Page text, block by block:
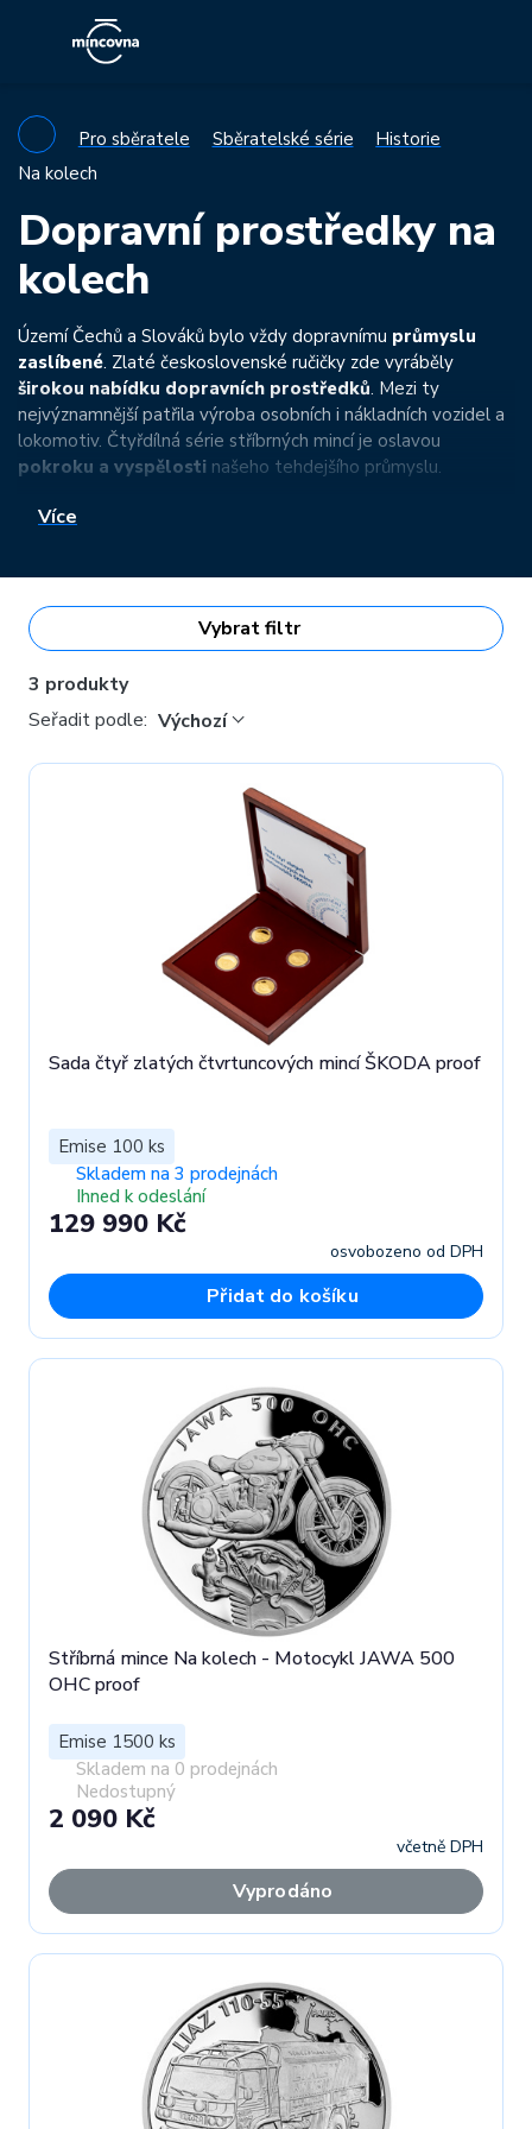
Pro sběratele Sběratelské série
Historie
Na kolech
Dopravní prostředky na
kolech
Území Čechů a Slováků bylo vždy dopravnímu průmyslu
zaslíbené. Zlaté československé ručičky zde vyráběly
širokou nabídku dopravních prostředků. Mezi ty
nejvýznamnější patřila výroba osobních i nákladních vozidel a
lokomotiv. Čtyřdílná série stříbrných mincí je oslavou
pokroku a vyspělosti našeho tehdejšího průmyslu.
Více
Vybrat filtr
3 produkty
Seřadit podle: Výchozí
Sada čtyř zlatých čtvrtuncových mincí ŠKODA proof
Emise 100 ks
Skladem na 3 prodejnách
Ihned k odeslání
129 990 Kč
osvobozeno od DPH
Přidat do košíku
Stříbrná mince Na kolech - Motocykl JAWA 500
OHC proof
Emise 1500 ks
Skladem na 0 prodejnách
Nedostupný
2 090 Kč
včetně DPH
Vyprodáno